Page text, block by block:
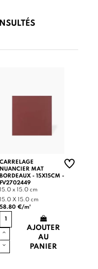
CARRELAGE
NUANCIER MAT
BORDEAUX - 15X15CM -
FV2702449
15.0 x 15.0 cm
15.0 X 15.0 cm
58.80 €/m²
AJOUTER
AU
PANIER